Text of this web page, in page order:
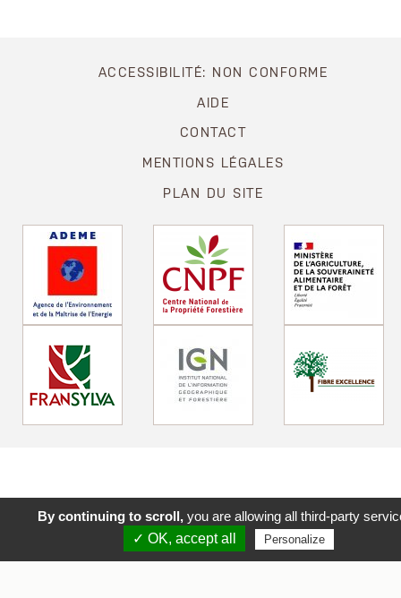
ACCESSIBILITÉ: NON CONFORME
AIDE
CONTACT
MENTIONS LÉGALES
PLAN DU SITE
By continuing to scroll,you are allowing all third-party
✓ OK, accept all
Personalize